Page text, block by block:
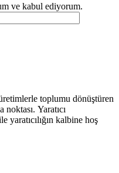
ve kabul ediyorum.
toplumu dönüştüren
Yaratıcı
yaratıcılığın kalbine hoş